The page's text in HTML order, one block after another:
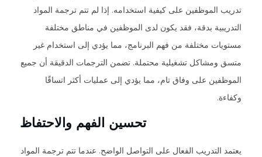
تدريب الموظفين على كيفية استخدامه. إذا لم تتم ترجمة المواد
التدريبية بدقة، فقد يكون لدى الموظفين في مناطق مختلفة
مستويات مختلفة من فهم البرنامج، مما يؤدي إلى استخدام غير
متسق ومشاكل تشغيلية محتملة. تضمن الترجمات الدقيقة أن جميع
الموظفين على وفاق تام، مما يؤدي إلى عمليات أكثر اتساقًا
وكفاءة.
تحسين الفهم والاحتفاظ
يعتمد التدريب الفعال على التواصل الواضح. عندما تتم ترجمة المواد